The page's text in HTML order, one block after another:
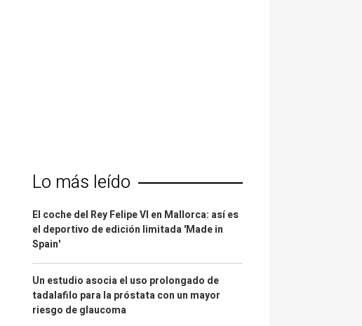
Lo más leído
El coche del Rey Felipe VI en Mallorca: así es
el deportivo de edición limitada 'Made in
Spain'
Un estudio asocia el uso prolongado de
tadalafilo para la próstata con un mayor
riesgo de glaucoma